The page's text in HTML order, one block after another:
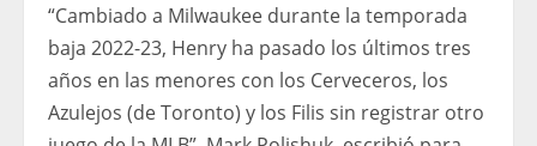
“Cambiado a Milwaukee durante la temporada
baja 2022-23, Henry ha pasado los últimos tres
años en las menores con los Cerveceros, los
Azulejos (de Toronto) y los Filis sin registrar otro